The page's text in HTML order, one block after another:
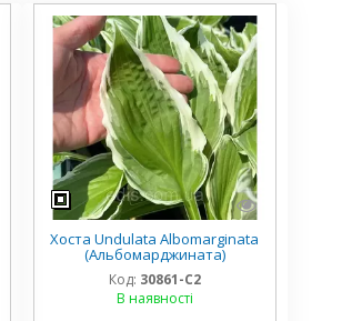
Хоста Undulata Albomarginata
(Альбомарджината)
контейнер 2 л, 3/+ розетки
Код: 30861-С2
В наявності